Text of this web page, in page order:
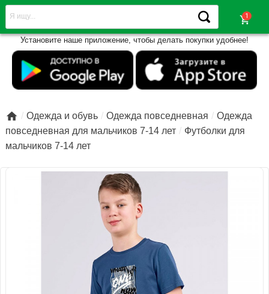
shopping_cart
Установите наше приложение, чтобы делать покупки удобнее!
 Одежда и обувь Одежда повседневная
Одежда
повседневная для мальчиков 7-14 лет
Футболки для
мальчиков 7-14 лет